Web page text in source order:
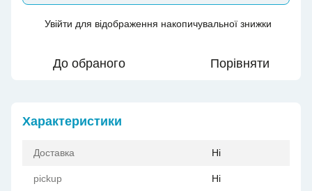
Увійти для відображення накопичувальної знижки
До обраного Порівняти
Характеристики
Доставка Ні
pickup Ні